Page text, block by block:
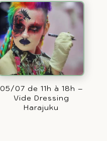
05/07 de 11h à 18h –
Vide Dressing
Harajuku